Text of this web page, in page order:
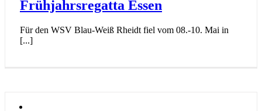
Frühjahrsregatta Essen
Für den WSV Blau-Weiß Rheidt fiel vom 08.-10. Mai in
[...]